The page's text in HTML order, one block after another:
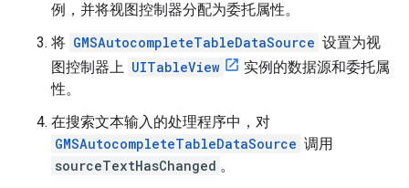
例，并将视图控制器分配为委托属性。
将 GMSAutocompleteTableDataSource 设置为视
图控制器上 UITableView
实例的数据源和委托属
性。
在搜索文本输入的处理程序中，对
GMSAutocompleteTableDataSource 调用
sourceTextHasChanged 。